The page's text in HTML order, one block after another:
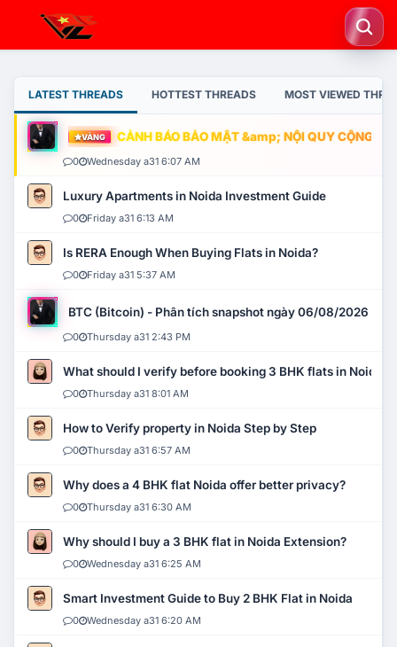
LATEST THREADS HOTTEST THREADS MOST VIEWED
VÀNG CẢNH BÁO BẢO MẬT &amp; NỘI QUY CỘNG
0 Wednesday a31 6:07 AM
Luxury Apartments in Noida Investment Guide
0 Friday a31 6:13 AM
Is RERA Enough When Buying Flats in Noida?
0 Friday a31 5:37 AM
BTC (Bitcoin) - Phân tích snapshot ngày 06/08/2026
0 Thursday a31 2:43 PM
What should I verify before booking 3 BHK flats in Noida?
0 Thursday a31 8:01 AM
How to Verify property in Noida Step by Step
0 Thursday a31 6:57 AM
Why does a 4 BHK flat Noida offer better privacy?
0 Thursday a31 6:30 AM
Why should I buy a 3 BHK flat in Noida Extension?
0 Wednesday a31 6:25 AM
Smart Investment Guide to Buy 2 BHK Flat in Noida
0 Wednesday a31 6:20 AM